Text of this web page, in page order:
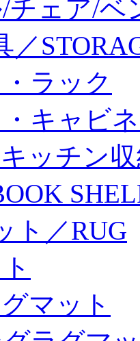
チェア/ベ
／
ラック
キャビ
ッチン
ト／RUG
マット